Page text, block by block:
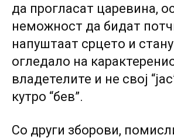
да прогласат царевина,
неможност да бидат
напуштаат срцето и
огледало на
владетелите и не свој
кутро “бев”.
Со други зборови,